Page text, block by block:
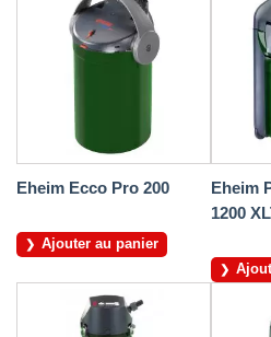
Eheim Ecco Pro 200
Ajouter au panier
Eheim
1200